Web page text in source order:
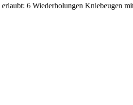
6 Wiederholungen Kniebeugen